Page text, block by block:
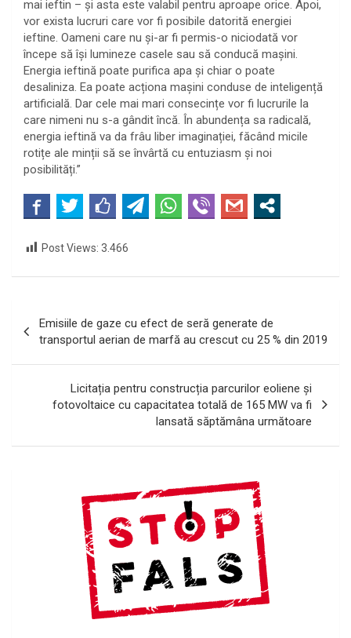
mai ieftin – și asta este valabil pentru aproape orice. Apoi,
vor exista lucruri care vor fi posibile datorită energiei
ieftine. Oameni care nu și-ar fi permis-o niciodată vor
începe să își lumineze casele sau să conducă mașini.
Energia ieftină poate purifica apa și chiar o poate
desaliniza. Ea poate acționa mașini conduse de inteligență
artificială. Dar cele mai mari consecințe vor fi lucrurile la
care nimeni nu s-a gândit încă. În abundența sa radicală,
energia ieftină va da frâu liber imaginației, făcând micile
rotițe ale minții să se învârtă cu entuziasm și noi
posibilități.”
Post Views: 3.466
în
articole
Emisiile de gaze cu efect de seră generate de
transportul aerian de marfă au crescut cu 25 % din 2019
Licitația pentru construcția parcurilor eoliene și
fotovoltaice cu capacitatea totală de 165 MW va fi
lansată săptămâna următoare